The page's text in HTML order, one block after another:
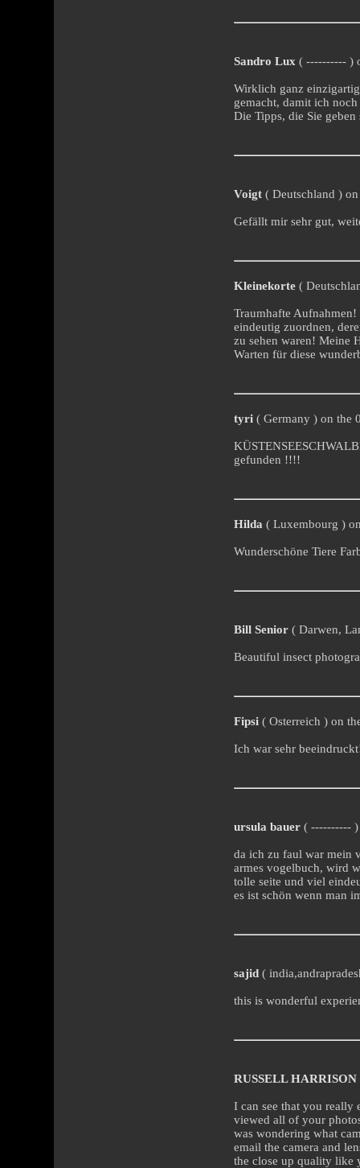
Sandro Lux ( ---------- )
Wirklich ganz
gemacht, damit ich
Die Tipps, die Sie
Voigt ( Deutschland )
Gefällt mir sehr gut,
Kleinekorte (
Traumhafte
eindeutig zuordnen,
zu sehen waren! Meine
Warten für diese
tyri ( Germany ) on the
gefunden !!!!
Hilda ( Luxembourg )
Wunderschöne Tiere
Bill Senior ( Darwen,
Beautiful insect
Fipsi ( Osterreich ) on
Ich war sehr
ursula bauer ( ---------- )
da ich zu faul war mein
armes vogelbuch, wird
tolle seite und viel
es ist schön wenn man
sajid (
this is wonderful
RUSSELL HARRISON
I can see that you really
viewed all of your
was wondering what
email the camera and
the close up quality like